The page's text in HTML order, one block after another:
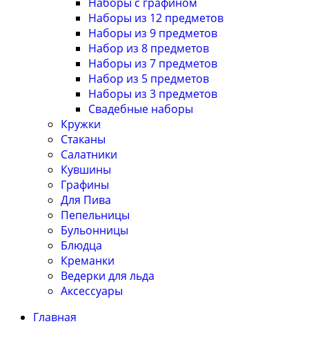
Наборы из 12 предметов
Наборы из 9 предметов
Набор из 8 предметов
Наборы из 7 предметов
Набор из 5 предметов
Наборы из 3 предметов
Свадебные наборы
Кружки
Стаканы
Салатники
Кувшины
Графины
Для Пива
Пепельницы
Бульонницы
Блюдца
Креманки
Ведерки для льда
Аксессуары
Главная